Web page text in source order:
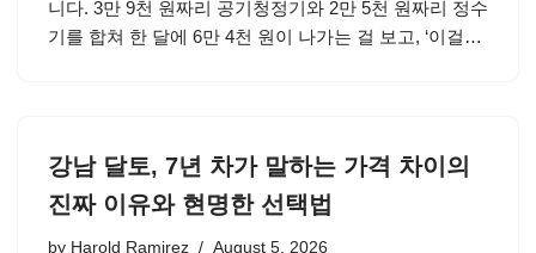
니다. 3만 9천 원짜리 공기청정기와 2만 5천 원짜리 정수
기를 합쳐 한 달에 6만 4천 원이 나가는 걸 보고, ‘이걸…
강남 달토, 7년 차가 말하는 가격 차이의
진짜 이유와 현명한 선택법
by Harold Ramirez August 5, 2026